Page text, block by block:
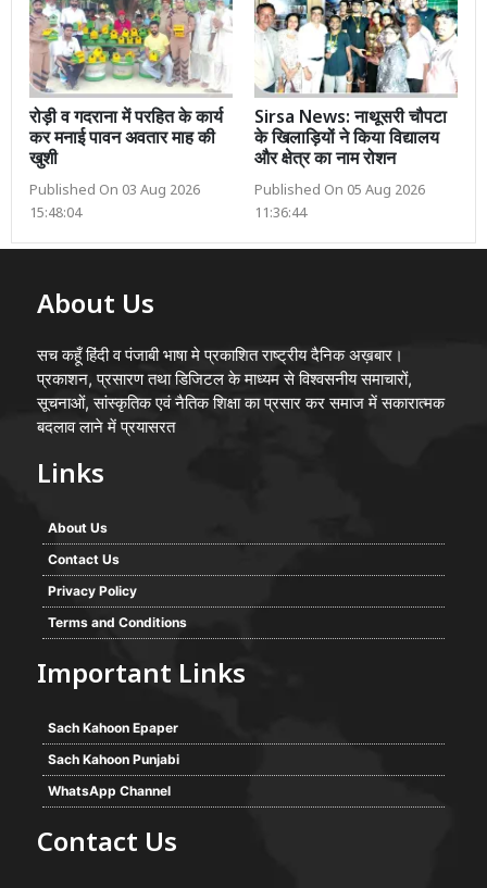
रोड़ी व गदराना में परहित के कार्य
कर मनाई पावन अवतार माह की
खुशी
Published On 03 Aug 2026
15:48:04
Sirsa News: नाथूसरी चौपटा
के खिलाड़ियों ने किया विद्यालय
और क्षेत्र का नाम रोशन
Published On 05 Aug 2026
11:36:44
About Us
सच कहूँ हिंदी व पंजाबी भाषा मे प्रकाशित राष्ट्रीय दैनिक अख़बार।
प्रकाशन, प्रसारण तथा डिजिटल के माध्यम से विश्वसनीय समाचारों,
सूचनाओं, सांस्कृतिक एवं नैतिक शिक्षा का प्रसार कर समाज में सकारात्मक
बदलाव लाने में प्रयासरत
Links
About Us
Contact Us
Privacy Policy
Terms and Conditions
Important Links
Sach Kahoon Epaper
Sach Kahoon Punjabi
WhatsApp Channel
Contact Us